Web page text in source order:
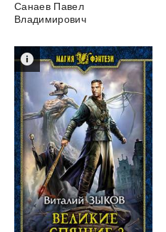
Санаев Павел
Владимирович